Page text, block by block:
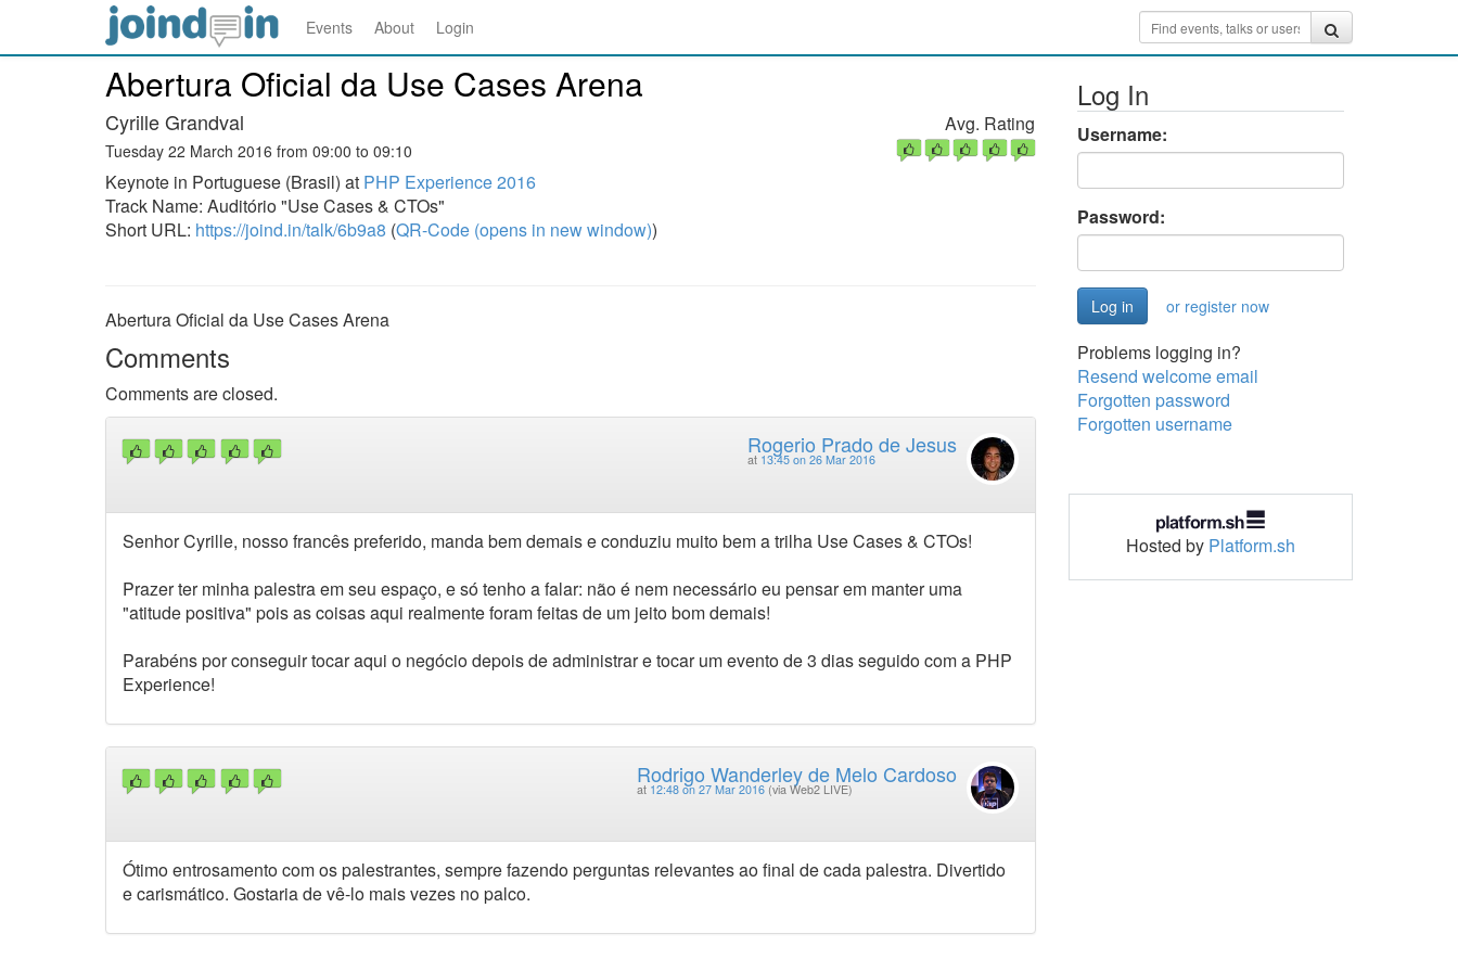
Events About Login
Abertura Oficial da Use Cases Arena
Cyrille Grandval
Tuesday 22 March 2016 from 09:00 to 09:10
Keynote in Portuguese (Brasil) at PHP Experience 2016
Track Name: Auditório "Use Cases & CTOs"
Short URL: https://joind.in/talk/6b9a8 (QR-Code (opens in new window))
Avg. Rating
Abertura Oficial da Use Cases Arena
Comments
Comments are closed.
Rogerio Prado de Jesus
at 13:45 on 26 Mar 2016
Senhor Cyrille, nosso francês preferido, manda bem demais e conduziu muito bem a trilha Use Cases & CTOs!
Prazer ter minha palestra em seu espaço, e só tenho a falar: não é nem necessário eu pensar em manter uma
"atitude positiva" pois as coisas aqui realmente foram feitas de um jeito bom demais!
Parabéns por conseguir tocar aqui o negócio depois de administrar e tocar um evento de 3 dias seguido com a PHP
Experience!
Rodrigo Wanderley de Melo Cardoso
at 12:48 on 27 Mar 2016 (via Web2 LIVE)
Ótimo entrosamento com os palestrantes, sempre fazendo perguntas relevantes ao final de cada palestra. Divertido
e carismático. Gostaria de vê-lo mais vezes no palco.
Log In
Username:
Password:
or register now
Problems logging in?
Resend welcome email
Forgotten password
Forgotten username
Hosted by Platform.sh